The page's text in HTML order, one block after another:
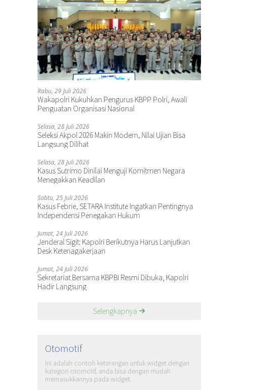
Rabu, 29 Juli 2026
Wakapolri Kukuhkan Pengurus KBPP Polri, Awali
Penguatan Organisasi Nasional
Selasa, 28 Juli 2026
Seleksi Akpol 2026 Makin Modern, Nilai Ujian Bisa
Langsung Dilihat
Selasa, 28 Juli 2026
Kasus Sutrimo Dinilai Menguji Komitmen Negara
Menegakkan Keadilan
Sabtu, 25 Juli 2026
Kasus Febrie, SETARA Institute Ingatkan Pentingnya
Independensi Penegakan Hukum
Jumat, 24 Juli 2026
Jenderal Sigit: Kapolri Berikutnya Harus Lanjutkan
Desk Ketenagakerjaan
Jumat, 24 Juli 2026
Sekretariat Bersama KBPBI Resmi Dibuka, Kapolri
Hadir Langsung
Selengkapnya
Otomotif
Ini adalah contoh keterangan untuk widget dengan
kategori otomotif, anda bisa dengan mudah
memasukkannya pada widget.